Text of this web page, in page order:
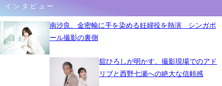
インタビュー
南沙良、金密輸に手を染める妊婦役を熱演 シンガポ
ール撮影の裏側
舘ひろしが明かす、撮影現場でのアド
リブと西野七瀬への絶大な信頼感